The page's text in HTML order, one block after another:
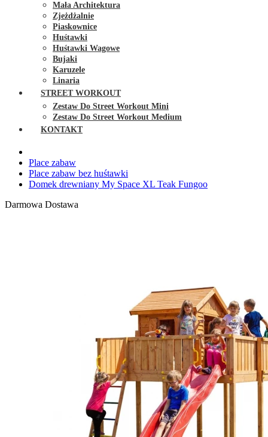
Mała Architektura
Zjeżdżalnie
Piaskownice
Huśtawki
Huśtawki Wagowe
Bujaki
Karuzele
Linaria
STREET WORKOUT
Zestaw Do Street Workout Mini
Zestaw Do Street Workout Medium
KONTAKT
Place zabaw
Place zabaw bez huśtawki
Domek drewniany My Space XL Teak Fungoo
Darmowa Dostawa